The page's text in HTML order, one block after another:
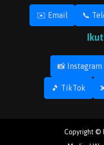
✉️ Email 📞
📸 Instagram
🎵 TikTok
Copyright ©